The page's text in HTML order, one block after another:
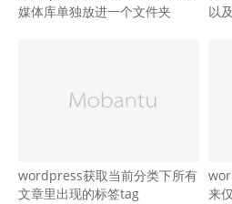
媒体库单独放进一个文件夹
以
wordpress获取当前分类下所有
文章里出现的标签tag
来